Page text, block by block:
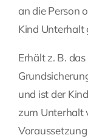
an die Person
Kind Unterhalt
Erhält z. B.
und ist der
zum Unterhalt